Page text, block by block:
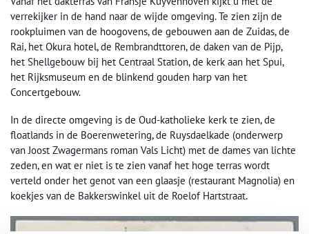
verrekijker in de hand naar de wijde omgeving. Te zien zijn de
rookpluimen van de hoogovens, de gebouwen aan de Zuidas, de
Rai, het Okura hotel, de Rembrandttoren, de daken van de Pijp,
het Shellgebouw bij het Centraal Station, de kerk aan het Spui,
het Rijksmuseum en de blinkend gouden harp van het
Concertgebouw.
In de directe omgeving is de Oud-katholieke kerk te zien, de
floatlands in de Boerenwetering, de Ruysdaelkade (onderwerp
van Joost Zwagermans roman Vals Licht) met de dames van lichte
zeden, en wat er niet is te zien vanaf het hoge terras wordt
verteld onder het genot van een glaasje (restaurant Magnolia) en
koekjes van de Bakkerswinkel uit de Roelof Hartstraat.